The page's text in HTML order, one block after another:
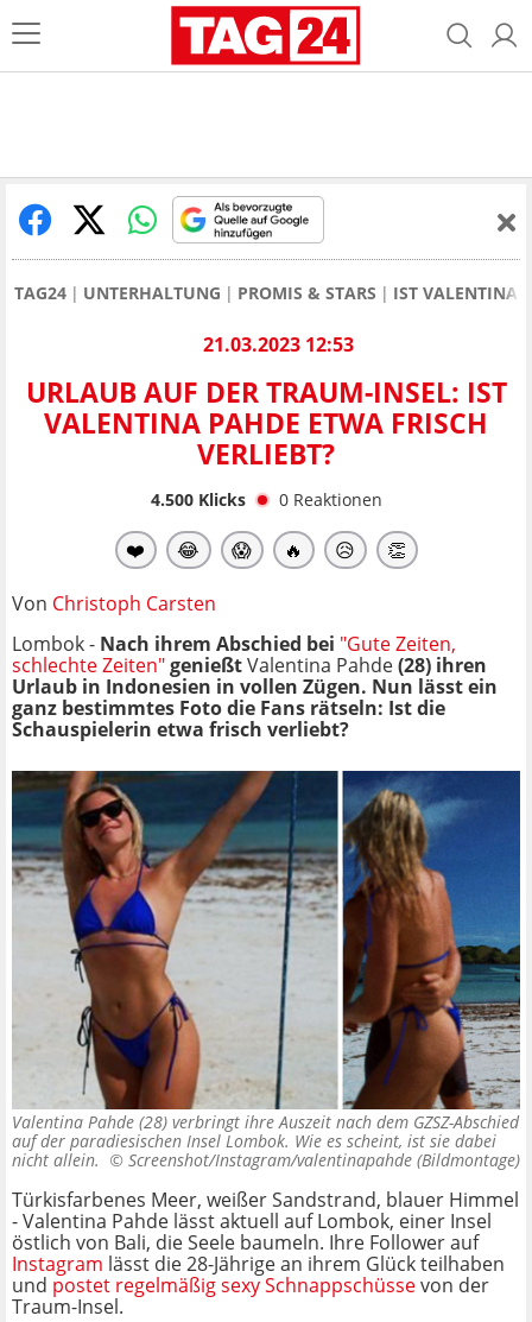
TAG24 UNTERHALTUNG PROMIS & STARS IST VALENTINA
21.03.2023 12:53
URLAUB AUF DER TRAUM-INSEL: IST
VALENTINA PAHDE ETWA FRISCH
VERLIEBT?
4.500Klicks 0 Reaktionen
❤️ 😂 😱 🔥 😥 👏
Von Christoph Carsten
Lombok - Nach ihrem Abschied bei "Gute Zeiten,
schlechte Zeiten"genießtValentina Pahde(28) ihren
Urlaub in Indonesien in vollen Zügen. Nun lässt ein
ganz bestimmtes Foto die Fans rätseln: Ist die
Schauspielerin etwa frisch verliebt?
Valentina Pahde (28) verbringt ihre Auszeit nach dem GZSZ-Abschied
auf der paradiesischen Insel Lombok. Wie es scheint, ist sie dabei
nicht allein. © Screenshot/Instagram/valentinapahde (Bildmontage)
Türkisfarbenes Meer, weißer Sandstrand, blauer Himmel
- Valentina Pahde lässt aktuell auf Lombok, einer Insel
östlich von Bali, die Seele baumeln. Ihre Follower auf
Instagram lässt die 28-Jährige an ihrem Glück teilhaben
und postet regelmäßig sexy Schnappschüssevon der
Traum-Insel.